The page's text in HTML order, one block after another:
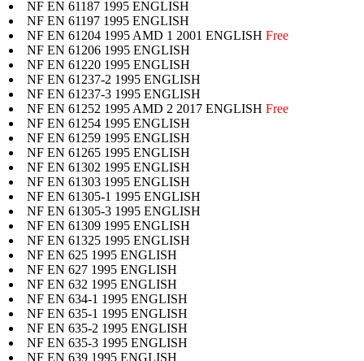
NF EN 61187 1995 ENGLISH
NF EN 61197 1995 ENGLISH
NF EN 61204 1995 AMD 1 2001 ENGLISH Free
NF EN 61206 1995 ENGLISH
NF EN 61220 1995 ENGLISH
NF EN 61237-2 1995 ENGLISH
NF EN 61237-3 1995 ENGLISH
NF EN 61252 1995 AMD 2 2017 ENGLISH Free
NF EN 61254 1995 ENGLISH
NF EN 61259 1995 ENGLISH
NF EN 61265 1995 ENGLISH
NF EN 61302 1995 ENGLISH
NF EN 61303 1995 ENGLISH
NF EN 61305-1 1995 ENGLISH
NF EN 61305-3 1995 ENGLISH
NF EN 61309 1995 ENGLISH
NF EN 61325 1995 ENGLISH
NF EN 625 1995 ENGLISH
NF EN 627 1995 ENGLISH
NF EN 632 1995 ENGLISH
NF EN 634-1 1995 ENGLISH
NF EN 635-1 1995 ENGLISH
NF EN 635-2 1995 ENGLISH
NF EN 635-3 1995 ENGLISH
NF EN 639 1995 ENGLISH